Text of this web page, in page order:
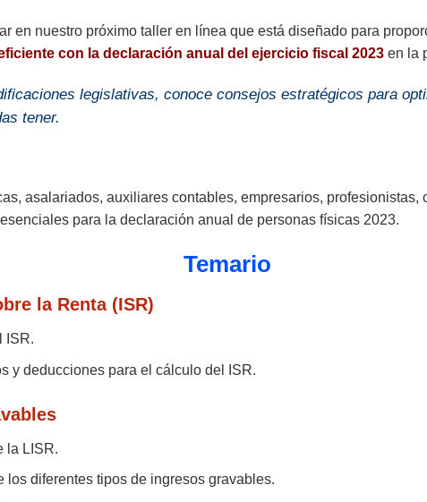
en nuestro próximo taller en línea que está diseñado para
con la declaración anual del ejercicio fiscal 2023 en la
legislativas, conoce consejos estratégicos para
tener.
asalariados, auxiliares contables, empresarios,
para la declaración anual de personas físicas 2023.
Temario
la Renta (ISR)
ISR.
y deducciones para el cálculo del ISR.
la LISR.
diferentes tipos de ingresos gravables.